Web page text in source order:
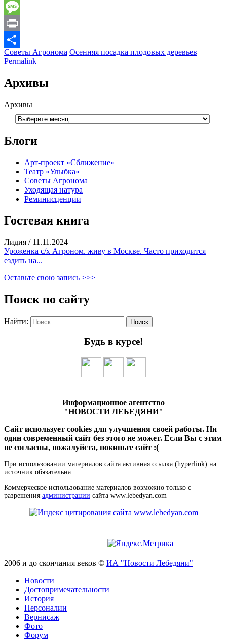
Email
Message
Print
Отправить
Советы Агронома Осенняя посадка плодовых деревьев
Permalink
Архивы
Архивы
Блоги
Арт-проект «Сближение»
Театр «Улыбка»
Советы Агронома
Уходящая натура
Реминисценции
Гостевая книга
Лидия / 11.11.2024
Уроженка с/х Агроном. живу в Москве. Часто приходится
ездить на...
Оставьте свою запись >>>
Поиск по сайту
Найти:
Будь в курсе!
Информационное агентство
"НОВОСТИ ЛЕБЕДЯНИ"
Сайт использует cookies для улучшения своей работы. Ни
один современный сайт без этого не может. Если Вы с этим
не согласны, пожалуйста, покиньте сайт :(
При использовании материалов сайта активная ссылка (hyperlink) на
источник обязательна.
Коммерческое использование материалов возможно только с
разрешения администрации сайта www.lebedyan.com
2006 и до скончания веков © ИА "Новости Лебедяни"
Новости
Достопримечательности
История
Персоналии
Вернисаж
Фото
Форум